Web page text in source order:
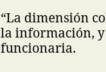
“La dimensión
la información, y
funcionaria.